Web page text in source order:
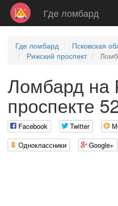
Где ломбард
Где ломбард Псковская
Рижский проспект
Ломбард на
проспекте
Facebook Twitter
Одноклассники
Google+